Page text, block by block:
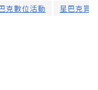
克數位活動 星巴克買